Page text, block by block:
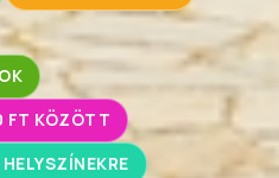
FT KÖZÖTT